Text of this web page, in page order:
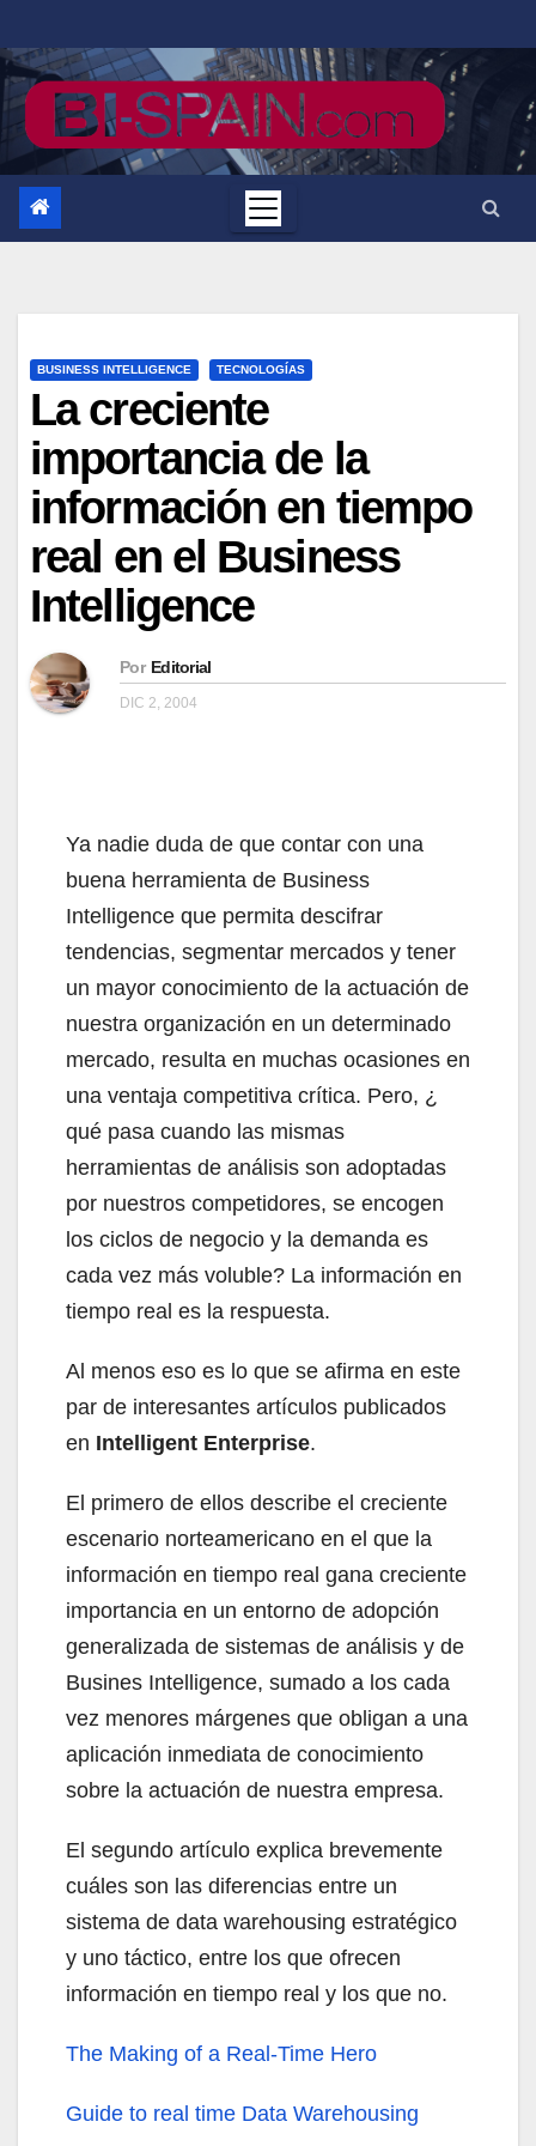
al
contenido
BUSINESS INTELLIGENCE TECNOLOGÍAS
La creciente
importancia de la
información en tiempo
real en el Business
Intelligence
Por Editorial
DIC 2, 2004
Ya nadie duda de que contar con una
buena herramienta de Business
Intelligence que permita descifrar
tendencias, segmentar mercados y tener
un mayor conocimiento de la actuación de
nuestra organización en un determinado
mercado, resulta en muchas ocasiones en
una ventaja competitiva crítica. Pero, ¿
qué pasa cuando las mismas
herramientas de análisis son adoptadas
por nuestros competidores, se encogen
los ciclos de negocio y la demanda es
cada vez más voluble? La información en
tiempo real es la respuesta.
Al menos eso es lo que se afirma en este
par de interesantes artículos publicados
en Intelligent Enterprise.
El primero de ellos describe el creciente
escenario norteamericano en el que la
información en tiempo real gana creciente
importancia en un entorno de adopción
generalizada de sistemas de análisis y de
Busines Intelligence, sumado a los cada
vez menores márgenes que obligan a una
aplicación inmediata de conocimiento
sobre la actuación de nuestra empresa.
El segundo artículo explica brevemente
cuáles son las diferencias entre un
sistema de data warehousing estratégico
y uno táctico, entre los que ofrecen
información en tiempo real y los que no.
The Making of a Real-Time Hero
Guide to real time Data Warehousing